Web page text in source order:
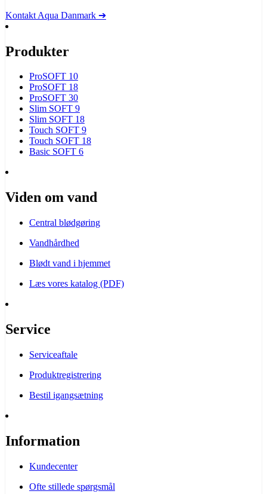
Kontakt Aqua Danmark ➔
Produkter
ProSOFT 10
ProSOFT 18
ProSOFT 30
Slim SOFT 9
Slim SOFT 18
Touch SOFT 9
Touch SOFT 18
Basic SOFT 6
Viden om vand
Central blødgøring
Vandhårdhed
Blødt vand i hjemmet
Læs vores katalog (PDF)
Service
Serviceaftale
Produktregistrering
Bestil igangsætning
Information
Kundecenter
Ofte stillede spørgsmål